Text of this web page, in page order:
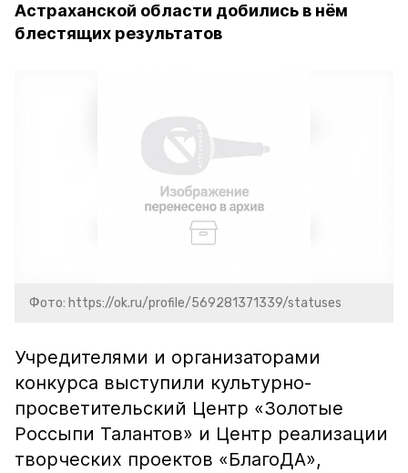
Астраханской области добились в нём
блестящих результатов
Фото: https://ok.ru/profile/569281371339/statuses
Учредителями и организаторами
конкурса выступили культурно-
просветительский Центр «Золотые
Россыпи Талантов» и Центр реализации
творческих проектов «БлагоДА»,